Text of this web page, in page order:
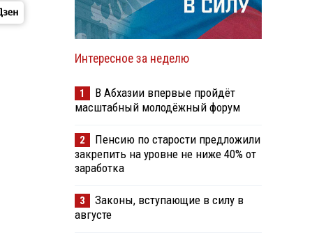
Интересное за неделю
1
В Абхазии впервые пройдёт
масштабный молодёжный форум
2
Пенсию по старости предложили
закрепить на уровне не ниже 40% от
заработка
3
Законы, вступающие в силу в
августе